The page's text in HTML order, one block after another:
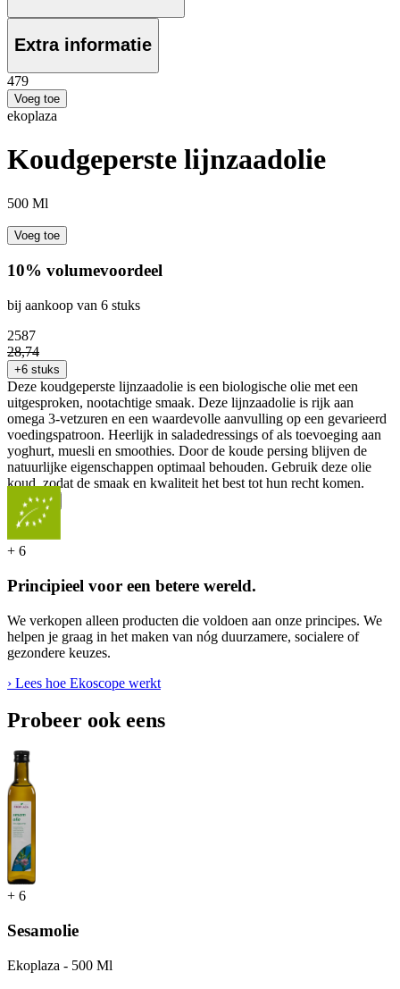
Extra informatie
479
Voeg toe
ekoplaza
Koudgeperste lijnzaadolie
500 Ml
Voeg toe
10% volumevoordeel
bij aankoop van 6 stuks
2587
28,74
+6 stuks
Deze koudgeperste lijnzaadolie is een biologische olie met een
uitgesproken, nootachtige smaak. Deze lijnzaadolie is rijk aan
omega 3-vetzuren en een waardevolle aanvulling op een gevarieerd
voedingspatroon. Heerlijk in saladedressings of als toevoeging aan
yoghurt, muesli en smoothies. Door de koude persing blijven de
natuurlijke eigenschappen optimaal behouden. Gebruik deze olie
koud, zodat de smaak en kwaliteit het best tot hun recht komen.
Meer
+ 6
Principieel voor een betere wereld.
We verkopen alleen producten die voldoen aan onze principes. We
helpen je graag in het maken van nóg duurzamere, socialere of
gezondere keuzes.
› Lees hoe Ekoscope werkt
Probeer ook eens
+ 6
Sesamolie
Ekoplaza - 500 Ml